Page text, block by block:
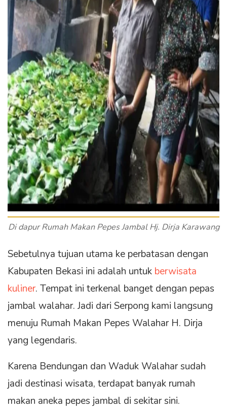
Di dapur Rumah Makan Pepes Jambal Hj. Dirja Karawang
Sebetulnya tujuan utama ke perbatasan dengan
Kabupaten Bekasi ini adalah untuk berwisata
kuliner. Tempat ini terkenal banget dengan pepas
jambal walahar. Jadi dari Serpong kami langsung
menuju Rumah Makan Pepes Walahar H. Dirja
yang legendaris.
Karena Bendungan dan Waduk Walahar sudah
jadi destinasi wisata, terdapat banyak rumah
makan aneka pepes jambal di sekitar sini.